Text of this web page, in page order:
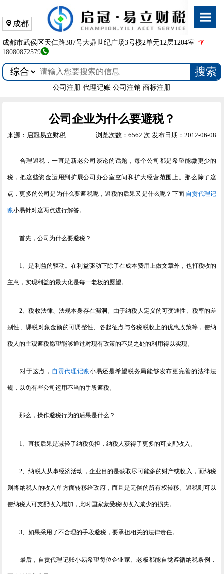
成都
成都市武侯区天仁路387号大鼎世纪广场3号楼2单元12层1204室
18080872579
搜索
公司注册 代理记账 公司注销 商标注册
公司企业为什么要避税？
来源：启冠易立财税 浏览次数：6562 次 发布日期：2012-06-08
合理避税，一直是新老公司谈论的话题，每个公司都是希望能缴更少的
税，把这些资金运用到扩展公司办公室空间和扩大经营范围上。那么除了这
点，更多的公司是为什么要避税呢，避税的后果又是什么呢？下面 自贡代理记
账小易针对这两点进行解答。
首先，公司为什么要避税？
1、是利益的驱动。在利益驱动下除了在成本费用上做文章外，也打税收的
主意，实现利益的最大化是每一老板的愿望。
2、税收法律、法规本身存在漏洞。由于纳税人定义的可变通性、税率的差
别性、课税对象金额的可调整性、各起征点与各税税收上的优惠政策等，使纳
税人的主观避税愿望能够通过对现有政策的不足之处的利用得以实现。
对于这点， 自贡代理记账小易还是希望税务局能够发布更完善的法律法
规，以免有些公司运用不当的手段避税。
那么，操作避税行为的后果是什么？
1、直接后果是减轻了纳税负担，纳税人获得了更多的可支配收入。
2、纳税人从事经济活动，企业目的是获取尽可能多的财产或收入，而纳税
则将纳税人的收入单方面转移给政府，而且是无偿的所有权转移。避税则可以
使纳税人可支配收入增加，此时国家蒙受税收收入减少的损失。
3、如果采用了不合理的手段避税，要承担相关的法律责任。
最后，自贡代理记账小易希望每位企业家、老板都能自觉遵循纳税条例，